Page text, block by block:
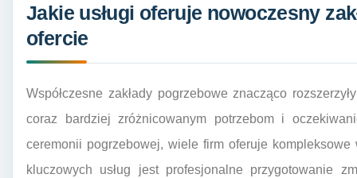
Jakie usługi oferuje nowoczesny
ofercie
Współczesne zakłady pogrzebowe znacząco
coraz bardziej zróżnicowanym potrzebom i
ceremonii pogrzebowej, wiele firm oferuje
kluczowych usług jest profesjonalne przygotowanie